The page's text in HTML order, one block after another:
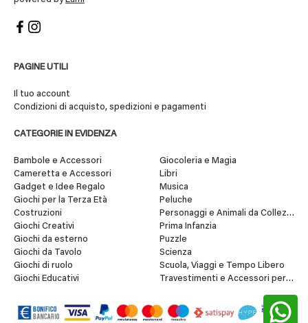
PAGINE UTILI
Il tuo account
Condizioni di acquisto, spedizioni e pagamenti
CATEGORIE IN EVIDENZA
Bambole e Accessori
Cameretta e Accessori
Gadget e Idee Regalo
Giochi per la Terza Età
Costruzioni
Giochi Creativi
Giochi da esterno
Giochi da Tavolo
Giochi di ruolo
Giochi Educativi
Giocoleria e Magia
Libri
Musica
Peluche
Personaggi e Animali da Collezione
Prima Infanzia
Puzzle
Scienza
Scuola, Viaggi e Tempo Libero
Travestimenti e Accessori per